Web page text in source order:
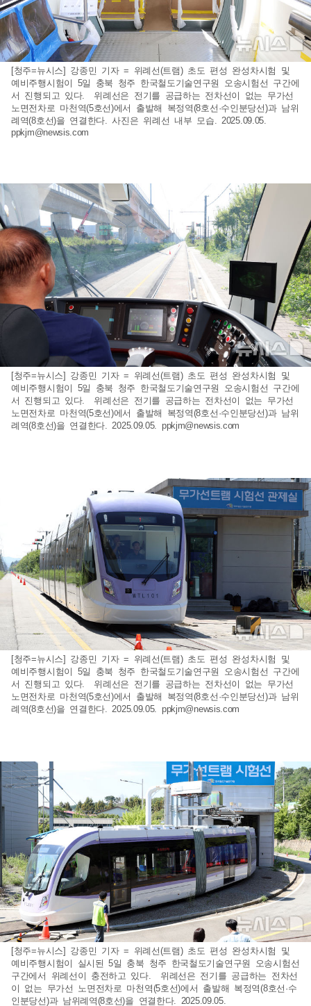
[청주=뉴시스] 강종민 기자 = 위례선(트램) 초도 편성 완성차시험 및
예비주행시험이 5일 충북 청주 한국철도기술연구원 오송시험선 구간에
서 진행되고 있다. 위례선은 전기를 공급하는 전차선이 없는 무가선
노면전차로 마천역(5호선)에서 출발해 복정역(8호선·수인분당선)과 남위
례역(8호선)을 연결한다. 사진은 위례선 내부 모습. 2025.09.05.
ppkjm@newsis.com
[청주=뉴시스] 강종민 기자 = 위례선(트램) 초도 편성 완성차시험 및
예비주행시험이 5일 충북 청주 한국철도기술연구원 오송시험선 구간에
서 진행되고 있다. 위례선은 전기를 공급하는 전차선이 없는 무가선
노면전차로 마천역(5호선)에서 출발해 복정역(8호선·수인분당선)과 남위
례역(8호선)을 연결한다. 2025.09.05. ppkjm@newsis.com
[청주=뉴시스] 강종민 기자 = 위례선(트램) 초도 편성 완성차시험 및
예비주행시험이 5일 충북 청주 한국철도기술연구원 오송시험선 구간에
서 진행되고 있다. 위례선은 전기를 공급하는 전차선이 없는 무가선
노면전차로 마천역(5호선)에서 출발해 복정역(8호선·수인분당선)과 남위
례역(8호선)을 연결한다. 2025.09.05. ppkjm@newsis.com
[청주=뉴시스] 강종민 기자 = 위례선(트램) 초도 편성 완성차시험 및
예비주행시험이 실시된 5일 충북 청주 한국철도기술연구원 오송시험선
구간에서 위례선이 충전하고 있다. 위례선은 전기를 공급하는 전차선
이 없는 무가선 노면전차로 마천역(5호선)에서 출발해 복정역(8호선·수
인분당선)과 남위례역(8호선)을 연결한다. 2025.09.05.